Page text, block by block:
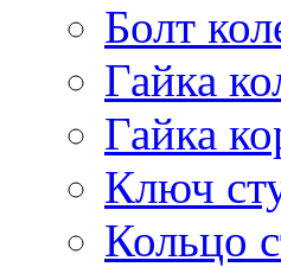
Болт
Гайка
Гайка
Ключ
Кольцо